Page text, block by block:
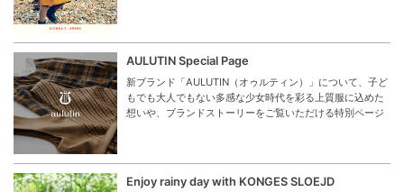
AULUTIN Special Page
新ブランド「AULUTIN（オゥルティン）」について、子ど
もでも大人でもない多感な少女時代を彩る上質服に込めた
想いや、ブランドストーリーをご覧いただける特別ページ
Enjoy rainy day with KONGES SLOEJD